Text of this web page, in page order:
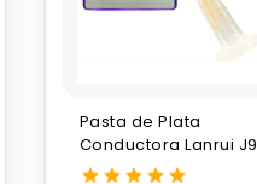
Pasta de Plata
Conductora Lanrui J9
Nano